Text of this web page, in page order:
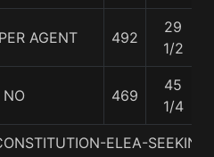
AGENT 492
29
1/2
NO 469
45
1/4
ELEA-